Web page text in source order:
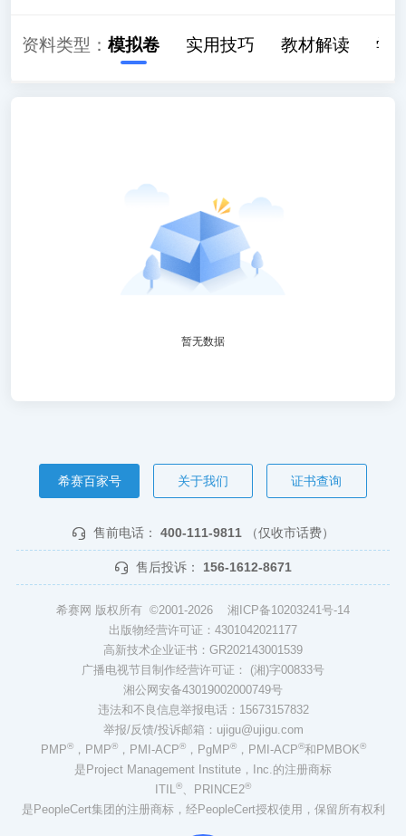
资料类型：
历年真题 模拟卷 实用技巧 教材解读 学
暂无数据
希赛百家号 关于我们 证书查询
售前电话： 400-111-9811 （仅收市话费）
售后投诉： 156-1612-8671
希赛网 版权所有 ©2001-2026 湘ICP备10203241号-14
出版物经营许可证：4301042021177
高新技术企业证书：GR202143001539
广播电视节目制作经营许可证： (湘)字00833号
湘公网安备43019002000749号
违法和不良信息举报电话：15673157832
举报/反馈/投诉邮箱：ujigu@ujigu.com
PMP®，PMP®，PMI-ACP®，PgMP®，PMI-ACP®和PMBOK®
是Project Management Institute，Inc.的注册商标
ITIL®、PRINCE2®
是PeopleCert集团的注册商标，经PeopleCert授权使用，保留所有权利